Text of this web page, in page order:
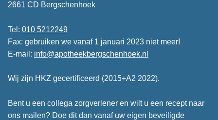
2661 CD Bergschenhoek
Tel: 010 5212249
Fax: gebruiken we vanaf 1 januari 2023 niet meer!
E-mail: info@apotheekbergschenhoek.nl
Wij zijn HKZ gecertificeerd (2015+A2 2022).
Bent u een collega zorgverlener en wilt u een recept naar
ons mailen? Doe dit dan vanaf uw eigen beveiligde